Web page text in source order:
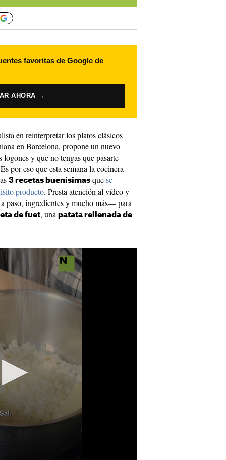
favoritas de Google de
AHORA →
en reinterpretar los platos clásicos
en Barcelona, propone un nuevo
y que no tengas que pasarte
por eso que esta semana la cocinera
3 recetas buenísimas quese
producto. Presta atención al vídeo y
paso, ingredientes y mucho más— para
de fuet, una patata rellenada de